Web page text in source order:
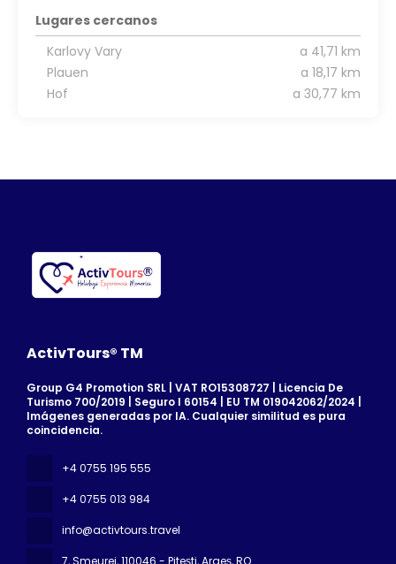
Lugares cercanos
Karlovy Vary
a 41,71 km
Plauen
a 18,17 km
Hof
a 30,77 km
ActivTours® TM
Group G4 Promotion SRL | VAT RO15308727 | Licencia De
Turismo 700/2019 | Seguro I 60154 | EU TM 019042062/2024 |
Imágenes generadas por IA. Cualquier similitud es pura
coincidencia.
+4 0755 195 555
+4 0755 013 984
info@activtours.travel
7, Smeurei, 110046 - Pitești, Argeș, RO